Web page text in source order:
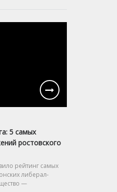
5 самых
ростовского
рейтинг самых
либерал-
—